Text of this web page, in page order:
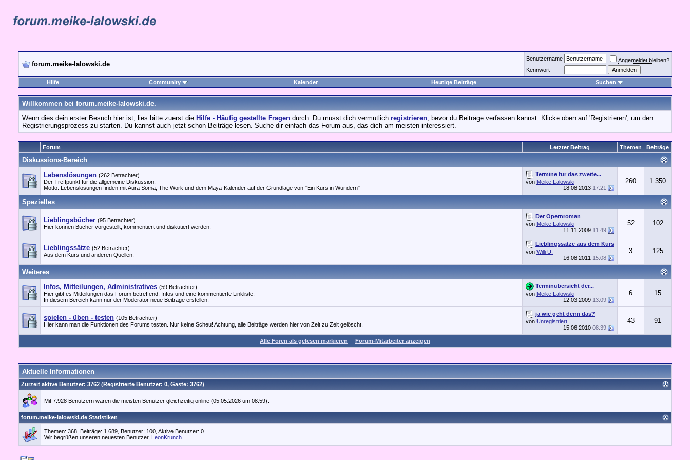
forum.meike-lalowski.de
Benutzername
Angemeldet bleiben?
Kennwort
Hilfe
Community Kalender Heutige Beiträge Suchen
Willkommen bei forum.meike-lalowski.de.
Wenn dies dein erster Besuch hier ist, lies bitte zuerst die Hilfe - Häufig gestellte Fragen durch. Du musst dich vermutlich registrieren, bevor du Beiträge verfassen kannst. Klicke oben auf 'Registrieren', um den
Registrierungsprozess zu starten. Du kannst auch jetzt schon Beiträge lesen. Suche dir einfach das Forum aus, das dich am meisten interessiert.
Forum Letzter Beitrag Themen Beiträge
Diskussions-Bereich
Lebenslösungen (262 Betrachter)
Der Treffpunkt für die allgemeine Diskussion.
Motto: Lebenslösungen finden mit Aura Soma, The Work und dem Maya-Kalender auf der Grundlage von "Ein Kurs in Wundern"
Termine für das zweite...
von Meike Lalowski
18.08.2013 17:21
260 1.350
Spezielles
Lieblingsbücher (95 Betrachter)
Hier können Bücher vorgestellt, kommentiert und diskutiert werden.
Der Opernroman
von Meike Lalowski
11.11.2009 11:49
52 102
Lieblingssätze (52 Betrachter)
Aus dem Kurs und anderen Quellen.
Lieblingssätze aus dem Kurs
von Willi U.
16.08.2011 15:08
3 125
Weiteres
Infos, Mitteilungen, Administratives (59 Betrachter)
Hier gibt es Mitteilungen das Forum betreffend, Infos und eine kommentierte Linkliste.
In diesem Bereich kann nur der Moderator neue Beiträge erstellen.
Terminübersicht der...
von Meike Lalowski
12.03.2009 13:09
6 15
spielen - üben - testen (105 Betrachter)
Hier kann man die Funktionen des Forums testen. Nur keine Scheu! Achtung, alle Beiträge werden hier von Zeit zu Zeit gelöscht.
ja wie geht denn das?
von Unregistriert
15.06.2010 08:39
43 91
Alle Foren als gelesen markieren Forum-Mitarbeiter anzeigen
Aktuelle Informationen
Zurzeit aktive Benutzer: 3762 (Registrierte Benutzer: 0, Gäste: 3762)
Mit 7.928 Benutzern waren die meisten Benutzer gleichzeitig online (05.05.2026 um 08:59).
forum.meike-lalowski.de Statistiken
Themen: 368, Beiträge: 1.689, Benutzer: 100, Aktive Benutzer: 0
Wir begrüßen unseren neuesten Benutzer, LeonKrunch